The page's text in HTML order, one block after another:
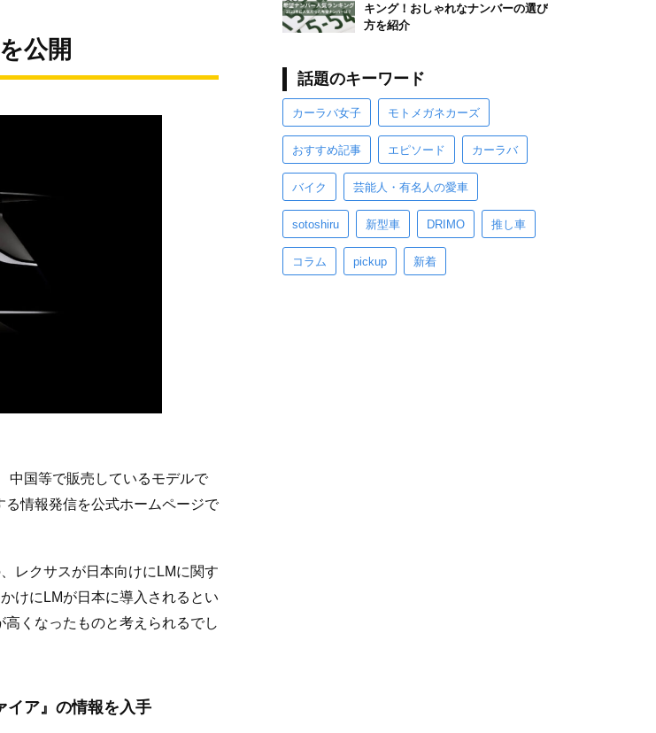
公開
中国等で販売しているモデルで
情報発信を公式ホームページで
レクサスが日本向けにLMに関す
けにLMが日本に導入されるとい
くなったものと考えられるでし
イア』の情報を入手
キング！おしゃれなナンバーの選び
方を紹介
話題のキーワード
カーラバ女子 モトメガネカーズ
おすすめ記事 エピソード カーラバ
バイク 芸能人・有名人の愛車
sotoshiru 新型車 DRIMO 推し車
コラム pickup 新着